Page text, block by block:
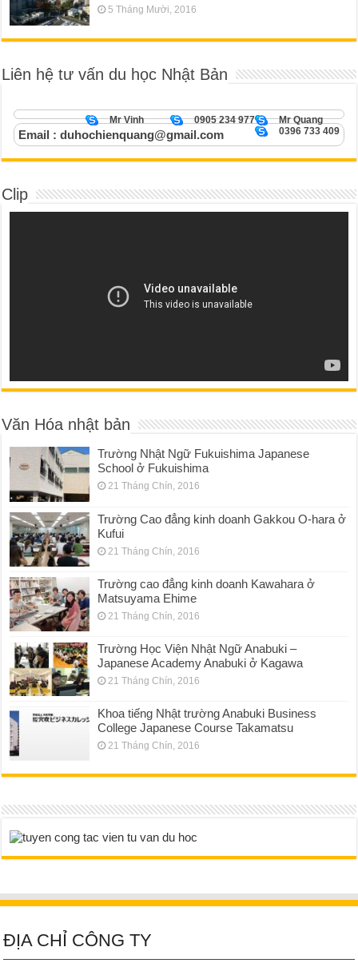
5 Tháng Mười, 2016
Liên hệ tư vấn du học Nhật Bản
Mr Quang
0905 234 977
Mr Vinh
0396 733 409
Email : duhochienquang@gmail.com
Clip
Văn Hóa nhật bản
Trường Nhật Ngữ Fukuishima Japanese
School ở Fukuishima
21 Tháng Chín, 2016
Trường Cao đẳng kinh doanh Gakkou O-hara ở
Kufui
21 Tháng Chín, 2016
Trường cao đẳng kinh doanh Kawahara ở
Matsuyama Ehime
21 Tháng Chín, 2016
Trường Học Viện Nhật Ngữ Anabuki –
Japanese Academy Anabuki ở Kagawa
21 Tháng Chín, 2016
Khoa tiếng Nhật trường Anabuki Business
College Japanese Course Takamatsu
21 Tháng Chín, 2016
ĐỊA CHỈ CÔNG TY